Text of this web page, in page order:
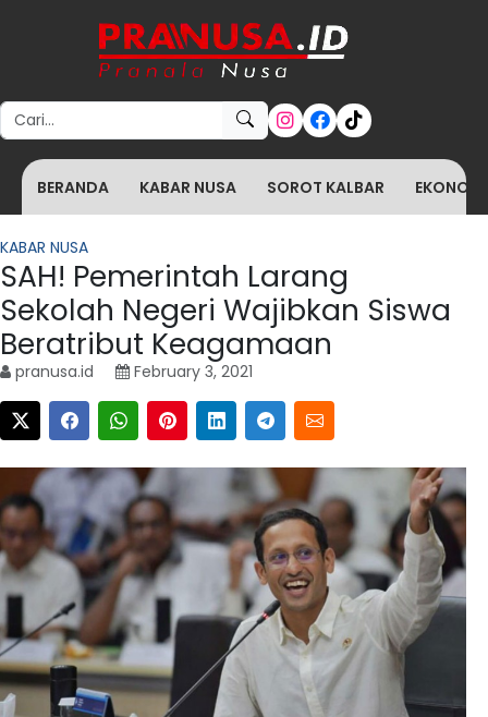
Search for:
BERANDA KABAR NUSA SOROT KALBAR
KABAR NUSA
SAH! Pemerintah Larang
Sekolah Negeri Wajibkan Siswa
Beratribut Keagamaan
pranusa.id February 3, 2021